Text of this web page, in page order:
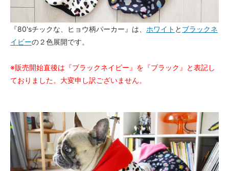
『80'sチックな、ヒョウ柄パーカー』は、 ホワイト と ブラックネ
イビーの２色展開です。
※販売開始直後は『ブラックネイビー』を『ブラック』と表記し
ておりました。大変申し訳ございません。